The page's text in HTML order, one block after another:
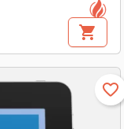
shopping_cart
favorite_border